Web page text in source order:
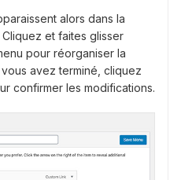
alors dans la
et faites glisser
pour réorganiser la
avez terminé, cliquez
confirmer les modifications.